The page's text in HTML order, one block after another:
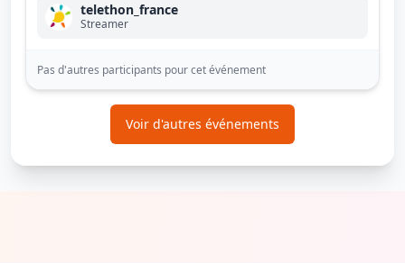
telethon_france
Streamer
Pas d'autres participants pour cet événement
Voir d'autres événements